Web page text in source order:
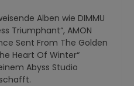
Alben wie DIMMU
Triumphant“, AMON
Sent From The Golden
Heart Of Winter“
Abyss Studio